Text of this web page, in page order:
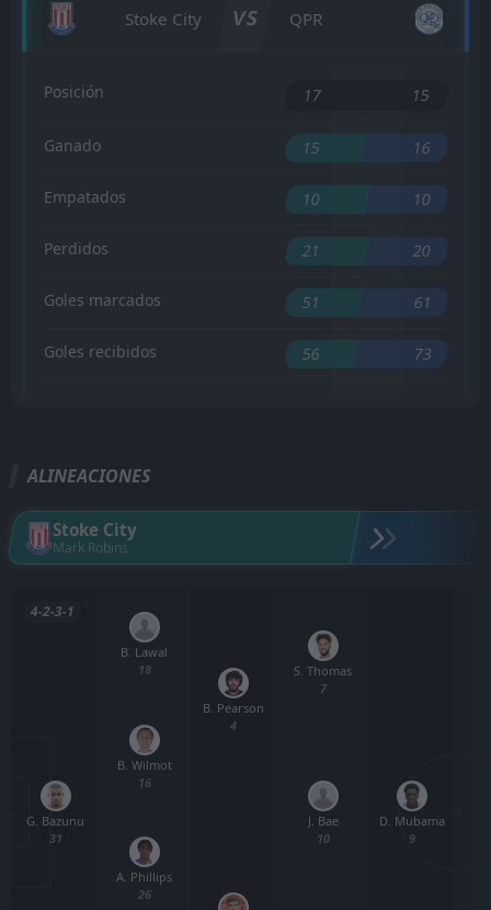
Stoke City VS QPR
Posición 17 15
Ganado 15 16
Empatados 10 10
Perdidos 21 20
Goles marcados 51 61
Goles recibidos 56 73
ALINEACIONES
Stoke City
Mark Robins
4-2-3-1
G. Bazunu
31
A. Phillips
26
B. Wilmot
16
B. Lawal
18
B. Pearson
4
J. Bae
10
S. Thomas
7
D. Mubama
9